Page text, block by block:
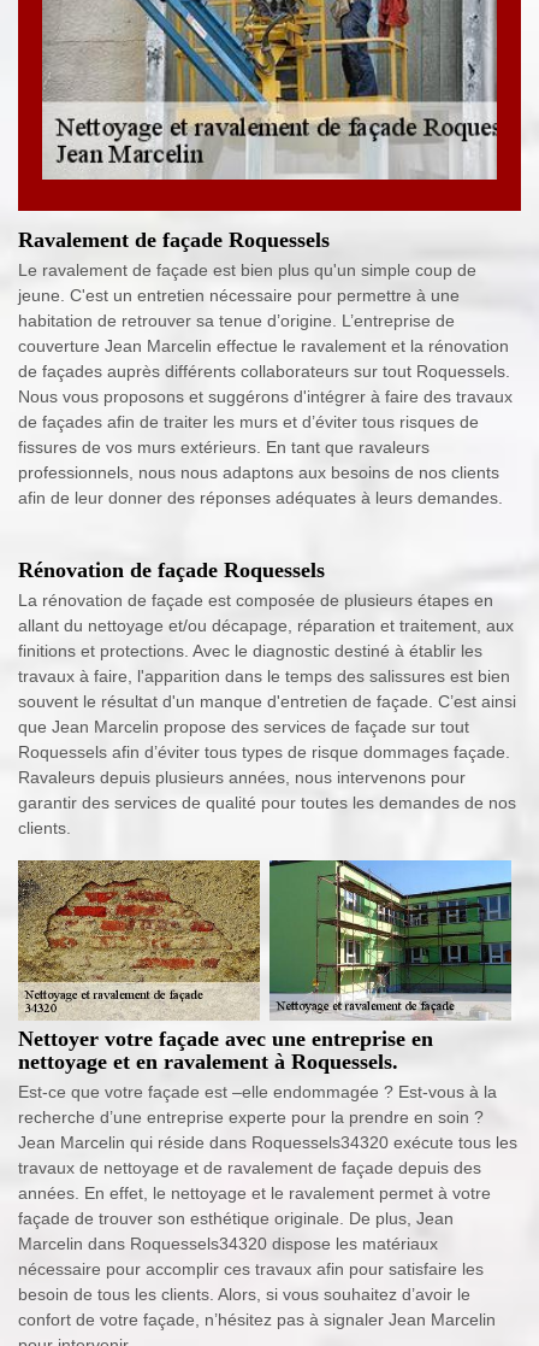
Ravalement de façade Roquessels
Le ravalement de façade est bien plus qu'un simple coup de
jeune. C'est un entretien nécessaire pour permettre à une
habitation de retrouver sa tenue d’origine. L’entreprise de
couverture Jean Marcelin effectue le ravalement et la rénovation
de façades auprès différents collaborateurs sur tout Roquessels.
Nous vous proposons et suggérons d'intégrer à faire des travaux
de façades afin de traiter les murs et d’éviter tous risques de
fissures de vos murs extérieurs. En tant que ravaleurs
professionnels, nous nous adaptons aux besoins de nos clients
afin de leur donner des réponses adéquates à leurs demandes.
Rénovation de façade Roquessels
La rénovation de façade est composée de plusieurs étapes en
allant du nettoyage et/ou décapage, réparation et traitement, aux
finitions et protections. Avec le diagnostic destiné à établir les
travaux à faire, l'apparition dans le temps des salissures est bien
souvent le résultat d'un manque d'entretien de façade. C’est ainsi
que Jean Marcelin propose des services de façade sur tout
Roquessels afin d’éviter tous types de risque dommages façade.
Ravaleurs depuis plusieurs années, nous intervenons pour
garantir des services de qualité pour toutes les demandes de nos
clients.
Nettoyer votre façade avec une entreprise en
nettoyage et en ravalement à Roquessels.
Est-ce que votre façade est –elle endommagée ? Est-vous à la
recherche d’une entreprise experte pour la prendre en soin ?
Jean Marcelin qui réside dans Roquessels34320 exécute tous les
travaux de nettoyage et de ravalement de façade depuis des
années. En effet, le nettoyage et le ravalement permet à votre
façade de trouver son esthétique originale. De plus, Jean
Marcelin dans Roquessels34320 dispose les matériaux
nécessaire pour accomplir ces travaux afin pour satisfaire les
besoin de tous les clients. Alors, si vous souhaitez d’avoir le
confort de votre façade, n’hésitez pas à signaler Jean Marcelin